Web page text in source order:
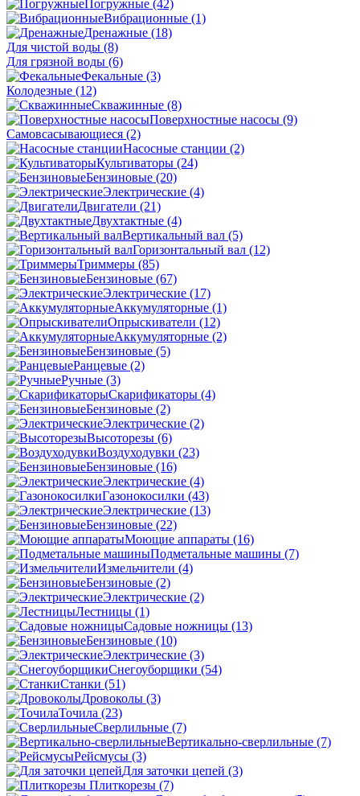
Погружные (42)
Вибрационные (1)
Дренажные (18)
Для чистой воды (8)
Для грязной воды (6)
Фекальные (3)
Колодезные (12)
Скважинные (8)
Поверхностные насосы (9)
Самовсасывающиеся (2)
Насосные станции (2)
Культиваторы (24)
Бензиновые (20)
Электрические (4)
Двигатели (21)
Двухтактные (4)
Вертикальный вал (5)
Горизонтальный вал (12)
Триммеры (85)
Бензиновые (67)
Электрические (17)
Аккумуляторные (1)
Опрыскиватели (12)
Аккумуляторные (2)
Бензиновые (5)
Ранцевые (2)
Ручные (3)
Скарификаторы (4)
Бензиновые (2)
Электрические (2)
Высоторезы (6)
Воздуходувки (23)
Бензиновые (16)
Электрические (4)
Газонокосилки (43)
Электрические (13)
Бензиновые (22)
Моющие аппараты (16)
Подметальные машины (7)
Измельчители (4)
Бензиновые (2)
Электрические (2)
Лестницы (1)
Садовые ножницы (13)
Бензиновые (10)
Электрические (3)
Снегоуборщики (54)
Станки (51)
Дровоколы (3)
Точила (23)
Сверлильные (7)
Вертикально-сверлильные (7)
Рейсмусы (3)
Для заточки цепей (3)
Плиткорезы (7)